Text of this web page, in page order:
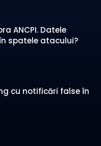
ANCPI. Datele
spatele atacului?
cu notificări false în